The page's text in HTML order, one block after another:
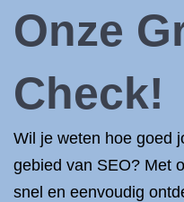
Onze
Check!
Wil je weten hoe goed
gebied van SEO? Met
snel en eenvoudig